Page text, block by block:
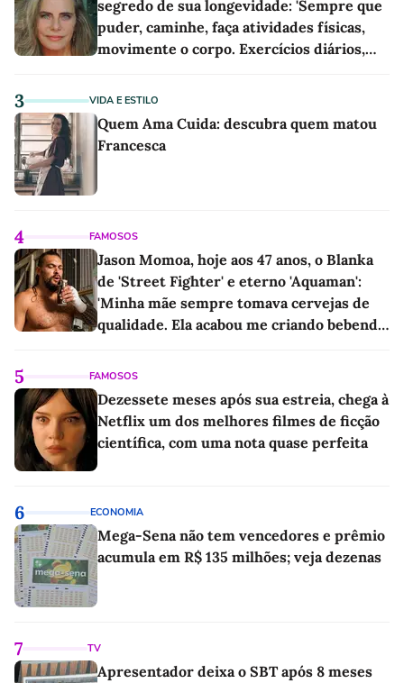
segredo de sua longevidade: 'Sempre que
puder, caminhe, faça atividades físicas,
movimente o corpo. Exercícios diários,
3 VIDA E ESTILO
Quem Ama Cuida: descubra quem matou
Francesca
4 FAMOSOS
Jason Momoa, hoje aos 47 anos, o Blanka
de 'Street Fighter' e eterno 'Aquaman':
'Minha mãe sempre tomava cervejas de
qualidade. Ela acabou me criando bebendo
5 FAMOSOS
Dezessete meses após sua estreia, chega à
Netflix um dos melhores filmes de ficção
científica, com uma nota quase perfeita
6 ECONOMIA
Mega-Sena não tem vencedores e prêmio
acumula em R$ 135 milhões; veja dezenas
7 TV
Apresentador deixa o SBT após 8 meses